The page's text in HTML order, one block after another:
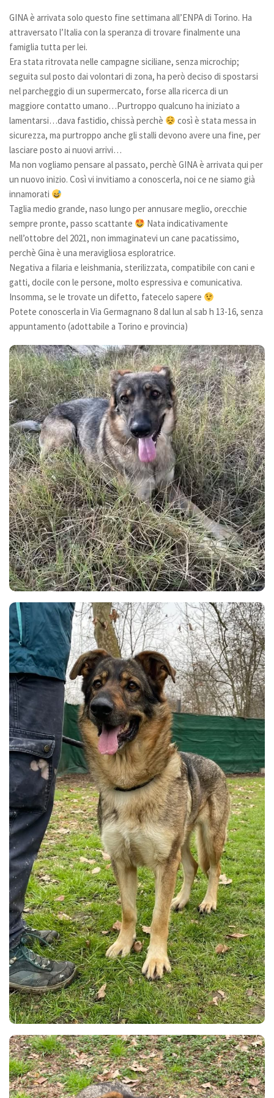
Bilancio
I volontari
News
Eventi
I nostri ospiti
Cani
Cani taglia grande
Cani taglia media
Cani taglia piccola
Gatti
Sostienici
Diventa volontario
Diventa socio
5×1000
Ambulatorio veterinario
Galleria
Foto
Video
Link
Contatti
GINA è arrivata solo questo fine settimana all’ENPA di Torino. Ha
attraversato l’Italia con la speranza di trovare finalmente una
famiglia tutta per lei.
Era stata ritrovata nelle campagne siciliane, senza microchip;
seguita sul posto dai volontari di zona, ha però deciso di spostarsi
nel parcheggio di un supermercato, forse alla ricerca di un
maggiore contatto umano…Purtroppo qualcuno ha iniziato a
lamentarsi…dava fastidio, chissà perchè
così è stata messa in
sicurezza, ma purtroppo anche gli stalli devono avere una fine, per
lasciare posto ai nuovi arrivi…
Ma non vogliamo pensare al passato, perchè GINA è arrivata qui per
un nuovo inizio. Così vi invitiamo a conoscerla, noi ce ne siamo già
innamorati
Taglia medio grande, naso lungo per annusare meglio, orecchie
sempre pronte, passo scattante
Nata indicativamente
nell’ottobre del 2021, non immaginatevi un cane pacatissimo,
perchè Gina è una meravigliosa esploratrice.
Negativa a filaria e leishmania, sterilizzata, compatibile con cani e
gatti, docile con le persone, molto espressiva e comunicativa.
Insomma, se le trovate un difetto, fatecelo sapere
Potete conoscerla in Via Germagnano 8 dal lun al sab h 13-16, senza
appuntamento (adottabile a Torino e provincia)